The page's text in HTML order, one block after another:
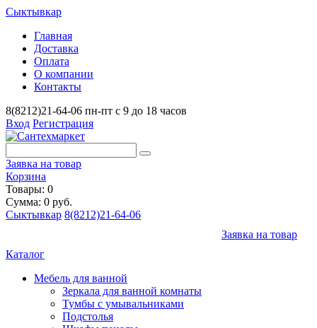
Сыктывкар
Главная
Доставка
Оплата
О компании
Контакты
8(8212)21-64-06 пн-пт с 9 до 18 часов
Вход Регистрация
Заявка на товар
Корзина
Товары: 0
Сумма: 0 руб.
Сыктывкар 8(8212)21-64-06
Заявка на товар
Каталог
Мебель для ванной
Зеркала для ванной комнаты
Тумбы с умывальниками
Подстолья